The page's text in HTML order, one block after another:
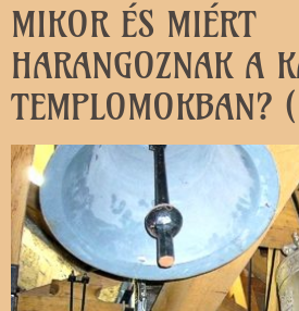
MIKOR ÉS MIÉRT
HARANGOZNAK A
TEMPLOMOKBAN?